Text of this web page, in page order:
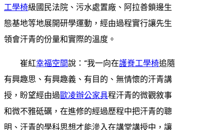
工學椅級國民法院、污水處置廠、阿拉善鎖邊生
態基地等地展開研學運動，經由過程實行讓先生
領會汗青的份量和實際的溫度。
崔紅幸福空間說：“我一向在護脊工學椅追隨
有興趣思、有興趣義、有目的、無情懷的汗青講
授，盼望經由過歐凌辦公家具程汗青的微觀敘事
和微不雅砥礪，在進修的經過歷程中把汗青的聰
明、汗青的學科思想才能滲入在講堂講授中，讓